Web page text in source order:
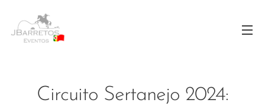
Circuito Sertanejo 2024: